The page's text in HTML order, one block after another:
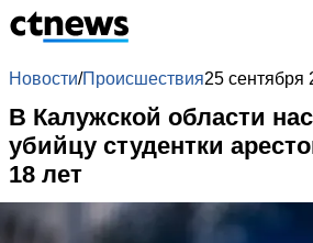
Новости/Происшествия25 сентября
В Калужской области
убийцу студентки
18 лет